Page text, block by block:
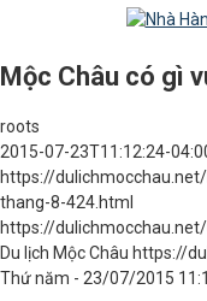
Mộc Châu có gì
roots
2015-07-23T11:12:24-
https://
thang-8-424.html
https://
Du lịch Mộc Châu https://
Thứ năm - 23/07/2015